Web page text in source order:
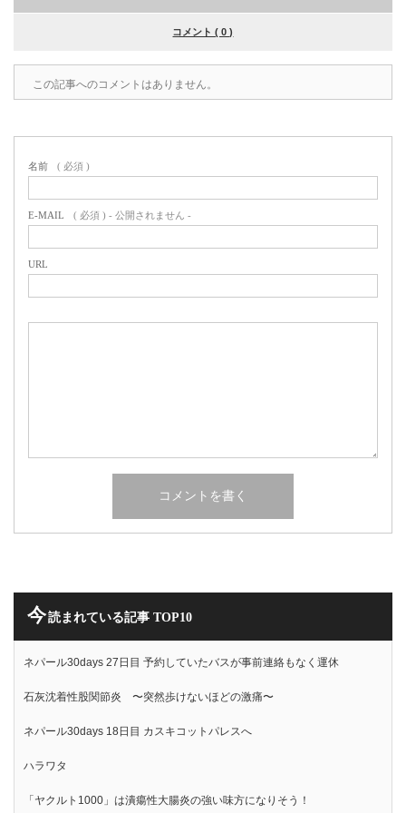
コメント ( 0 )
この記事へのコメントはありません。
名前 ( 必須 )
E-MAIL ( 必須 ) - 公開されません -
URL
今読まれている記事 TOP10
ネパール30days 27日目 予約していたバスが事前連絡もなく運休
石灰沈着性股関節炎 〜突然歩けないほどの激痛〜
ネパール30days 18日目 カスキコットパレスへ
ハラワタ
「ヤクルト1000」は潰瘍性大腸炎の強い味方になりそう！